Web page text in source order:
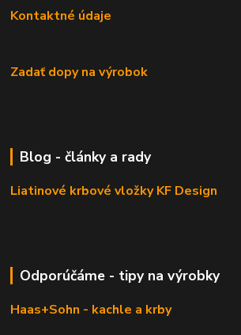
Kontaktné údaje
Zadať dopy na výrobok
Blog - články a rady
Liatinové krbové vložky KF Design
Odporúčáme - tipy na výrobky
Haas+Sohn - kachle a krby